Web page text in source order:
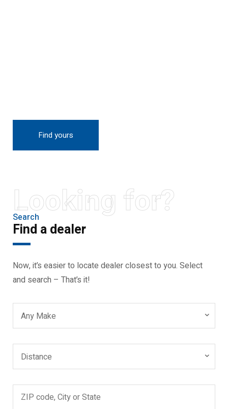
Find yours
Looking for?
Search
Find a dealer
Now, it’s easier to locate dealer closest to you. Select
and search – That’s it!
Any Make
Distance